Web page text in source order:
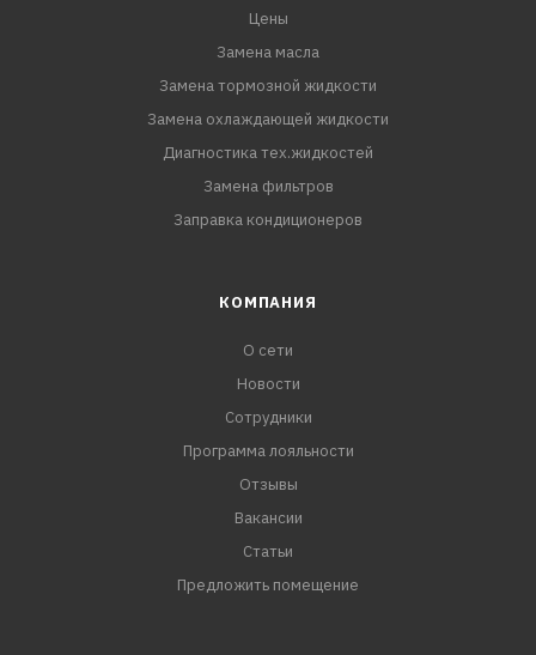
Цены
Замена масла
Замена тормозной жидкости
Замена охлаждающей жидкости
Диагностика тех.жидкостей
Замена фильтров
Заправка кондиционеров
КОМПАНИЯ
О сети
Новости
Сотрудники
Программа лояльности
Отзывы
Вакансии
Статьи
Предложить помещение